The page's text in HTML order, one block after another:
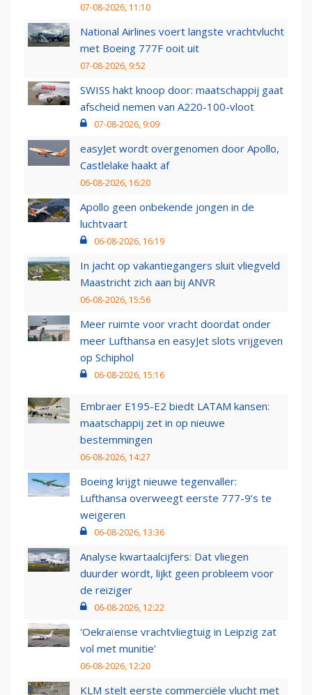
07-08-2026, 11:10
National Airlines voert langste vrachtvlucht
met Boeing 777F ooit uit
07-08-2026, 9:52
SWISS hakt knoop door: maatschappij gaat
afscheid nemen van A220-100-vloot
07-08-2026, 9:09
easyJet wordt overgenomen door Apollo,
Castlelake haakt af
06-08-2026, 16:20
Apollo geen onbekende jongen in de
luchtvaart
06-08-2026, 16:19
In jacht op vakantiegangers sluit vliegveld
Maastricht zich aan bij ANVR
06-08-2026, 15:56
Meer ruimte voor vracht doordat onder
meer Lufthansa en easyJet slots vrijgeven
op Schiphol
06-08-2026, 15:16
Embraer E195-E2 biedt LATAM kansen:
maatschappij zet in op nieuwe
bestemmingen
06-08-2026, 14:27
Boeing krijgt nieuwe tegenvaller:
Lufthansa overweegt eerste 777-9’s te
weigeren
06-08-2026, 13:36
Analyse kwartaalcijfers: Dat vliegen
duurder wordt, lijkt geen probleem voor
de reiziger
06-08-2026, 12:22
'Oekraïense vrachtvliegtuig in Leipzig zat
vol met munitie'
06-08-2026, 12:20
KLM stelt eerste commerciële vlucht met